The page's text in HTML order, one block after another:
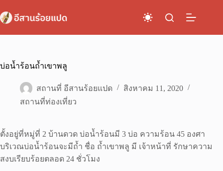
to
content
บ่อน้ำร้อนถ้ำเขาพลู
สถานที่ อีสานร้อยแปด
สิงหาคม 11, 2020
สถานที่ท่องเที่ยว
ตั้งอยู่ที่หมู่ที่ 2 บ้านดวด บ่อน้ำร้อนมี 3 บ่อ ความร้อน 45 องศา
บริเวณบ่อน้ำร้อนจะมีถ้ำ ชื่อ ถ้ำเขาพลู มี เจ้าหน้าที่ รักษาความ
สงบเรียบร้อยตลอด 24 ชั่วโมง